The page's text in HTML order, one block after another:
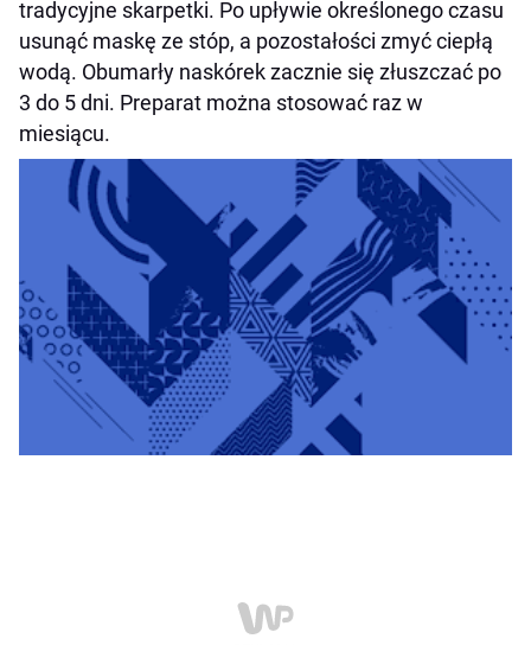
tradycyjne skarpetki. Po upływie określonego czasu
usunąć maskę ze stóp, a pozostałości zmyć ciepłą
wodą. Obumarły naskórek zacznie się złuszczać po
3 do 5 dni. Preparat można stosować raz w
miesiącu.